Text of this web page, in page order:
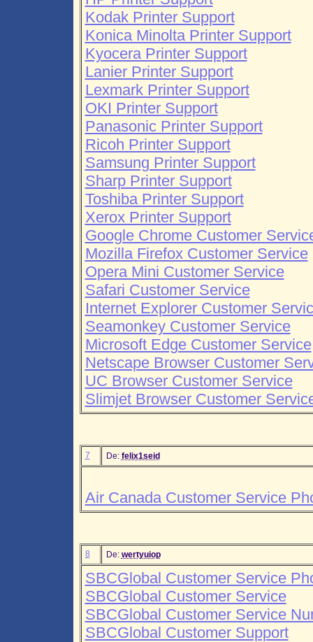
Kodak Printer Support
Konica Minolta Printer Support
Kyocera Printer Support
Lanier Printer Support
Lexmark Printer Support
OKI Printer Support
Panasonic Printer Support
Ricoh Printer Support
Samsung Printer Support
Sharp Printer Support
Toshiba Printer Support
Xerox Printer Support
Google Chrome Customer
Mozilla Firefox Customer Service
Opera Mini Customer Service
Safari Customer Service
Internet Explorer Customer
Seamonkey Customer Service
Microsoft Edge Customer Service
Netscape Browser Customer
UC Browser Customer Service
Slimjet Browser Customer
7 De: felix1seid
Air Canada Customer Service
8 De: wertyuiop
SBCGlobal Customer Service
SBCGlobal Customer Service
SBCGlobal Customer Service
SBCGlobal Customer Support